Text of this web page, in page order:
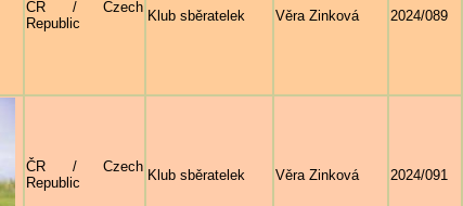
ČR / Czech
Republic
Klub sběratelek Věra Zinková 2024/089
ČR / Czech
Republic
Klub sběratelek Věra Zinková 2024/091